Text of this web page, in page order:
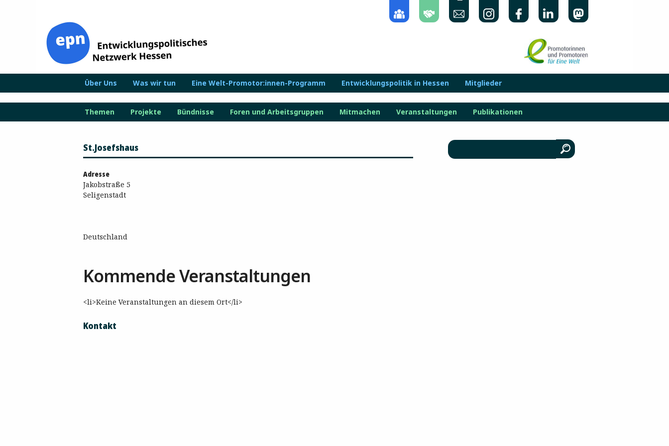
Über Uns Was wir tun Eine Welt-Promotor:innen-Programm Entwicklungspolitik in Hessen Mitglieder
Themen Projekte Bündnisse Foren und Arbeitsgruppen Mitmachen Veranstaltungen Publikationen
St.Josefshaus
Adresse
Jakobstraße 5
Seligenstadt
Deutschland
Kommende Veranstaltungen
<li>Keine Veranstaltungen an diesem Ort</li>
Kontakt